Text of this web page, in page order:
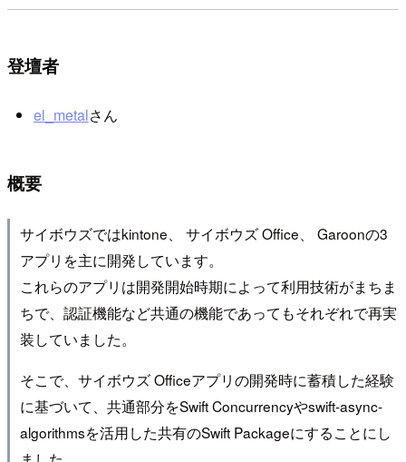
登壇者
el_metalさん
概要
サイボウズではkintone、 サイボウズ Office、 Garoonの3
アプリを主に開発しています。
これらのアプリは開発開始時期によって利用技術がまちま
ちで、認証機能など共通の機能であってもそれぞれで再実
装していました。
そこで、サイボウズ Officeアプリの開発時に蓄積した経験
に基づいて、共通部分をSwift Concurrencyやswift-async-
algorithmsを活用した共有のSwift Packageにすることにし